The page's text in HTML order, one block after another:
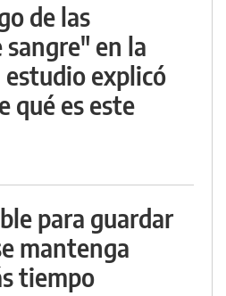
de las
en la
explicó
qué es este
para guardar
mantenga
tiempo